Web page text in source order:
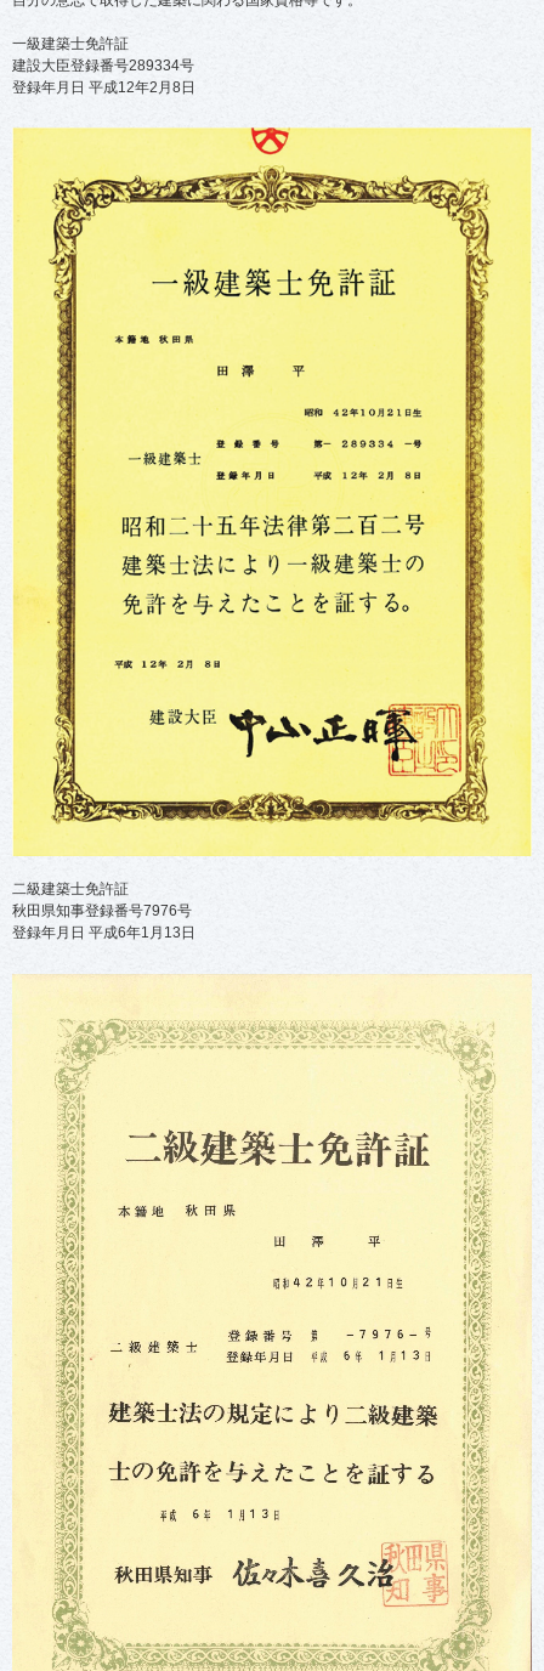
一級建築士免許証
建設大臣登録番号289334号
登録年月日 平成12年2月8日
二級建築士免許証
秋田県知事登録番号7976号
登録年月日 平成6年1月13日